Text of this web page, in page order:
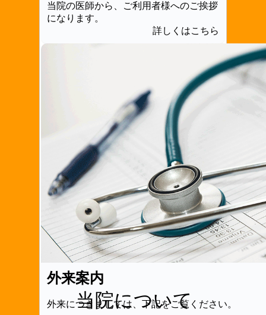
当院の医師から、ご利用者様へのご挨拶
になります。
詳しくはこちら
外来案内
外来につきましては、下記をご覧ください。
当院について